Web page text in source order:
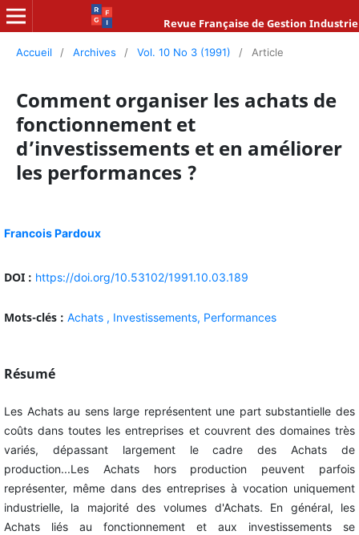
Revue Française de Gestion
Accueil / Archives / Vol. 10 No 3 (1991) / Article
Comment organiser les achats de
fonctionnement et
d’investissements et en améliorer
les performances ?
Francois Pardoux
DOI : https://doi.org/10.53102/1991.10.03.189
Mots-clés : Achats , Investissements, Performances
Résumé
Les Achats au sens large représentent une part substantielle des
coûts dans toutes les entreprises et couvrent des domaines très
variés, dépassant largement le cadre des Achats de
production...Les Achats hors production peuvent parfois
représenter, même dans des entreprises à vocation uniquement
industrielle, la majorité des volumes d'Achats. En général, les
Achats liés au fonctionnement et aux investissements se